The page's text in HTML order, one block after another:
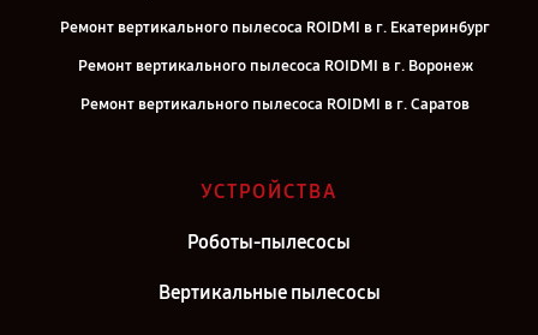
Ремонт вертикального пылесоса ROIDMI в г. Екатеринбург
Ремонт вертикального пылесоса ROIDMI в г. Воронеж
Ремонт вертикального пылесоса ROIDMI в г. Саратов
Ремонт вертикального пылесоса ROIDMI в г. Киров
УСТРОЙСТВА
Роботы-пылесосы
Вертикальные пылесосы